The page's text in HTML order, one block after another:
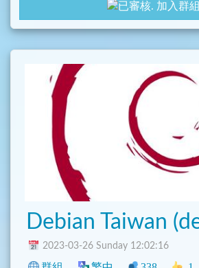
加入群組
2023-03-26 Sunday 12:02:16